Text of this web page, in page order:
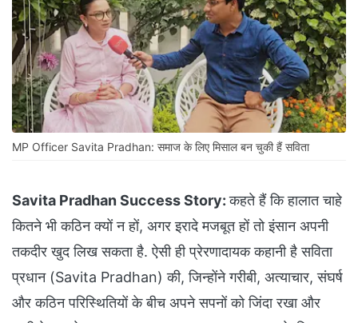
MP Officer Savita Pradhan: समाज के लिए मिसाल बन चुकी हैं सविता
Savita Pradhan Success Story:कहते हैं कि हालात चाहे
कितने भी कठिन क्यों न हों, अगर इरादे मजबूत हों तो इंसान अपनी
तकदीर खुद लिख सकता है. ऐसी ही प्रेरणादायक कहानी है सविता
प्रधान (Savita Pradhan) की, जिन्होंने गरीबी, अत्याचार, संघर्ष
और कठिन परिस्थितियों के बीच अपने सपनों को जिंदा रखा और